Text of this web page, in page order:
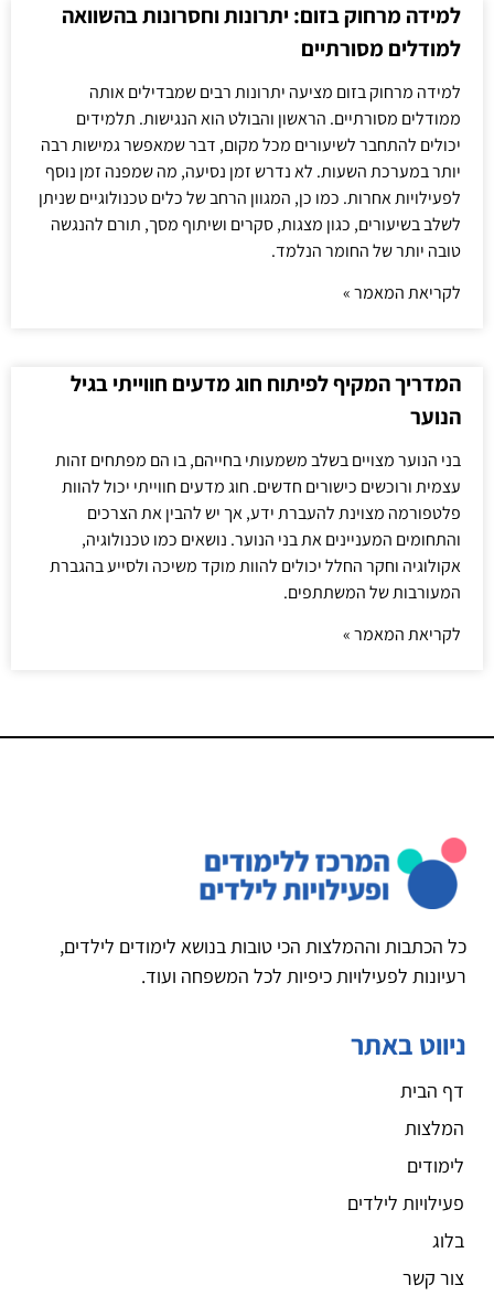
למידה מרחוק בזום: יתרונות וחסרונות בהשוואה
למודלים מסורתיים
למידה מרחוק בזום מציעה יתרונות רבים שמבדילים אותה
ממודלים מסורתיים. הראשון והבולט הוא הנגישות. תלמידים
יכולים להתחבר לשיעורים מכל מקום, דבר שמאפשר גמישות רבה
יותר במערכת השעות. לא נדרש זמן נסיעה, מה שמפנה זמן נוסף
לפעילויות אחרות. כמו כן, המגוון הרחב של כלים טכנולוגיים שניתן
לשלב בשיעורים, כגון מצגות, סקרים ושיתוף מסך, תורם להנגשה
טובה יותר של החומר הנלמד.
לקריאת המאמר »
המדריך המקיף לפיתוח חוג מדעים חווייתי בגיל
הנוער
בני הנוער מצויים בשלב משמעותי בחייהם, בו הם מפתחים זהות
עצמית ורוכשים כישורים חדשים. חוג מדעים חווייתי יכול להוות
פלטפורמה מצוינת להעברת ידע, אך יש להבין את הצרכים
והתחומים המעניינים את בני הנוער. נושאים כמו טכנולוגיה,
אקולוגיה וחקר החלל יכולים להוות מוקד משיכה ולסייע בהגברת
המעורבות של המשתתפים.
לקריאת המאמר »
כל הכתבות וההמלצות הכי טובות בנושא לימודים לילדים,
רעיונות לפעילויות כיפיות לכל המשפחה ועוד.
ניווט באתר
דף הבית
המלצות
לימודים
פעילויות לילדים
בלוג
צור קשר